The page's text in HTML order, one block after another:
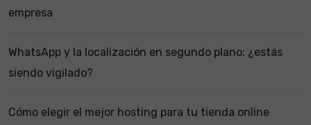
empresa
WhatsApp y la localización en segundo plano: ¿estás
siendo vigilado?
Cómo elegir el mejor hosting para tu tienda online